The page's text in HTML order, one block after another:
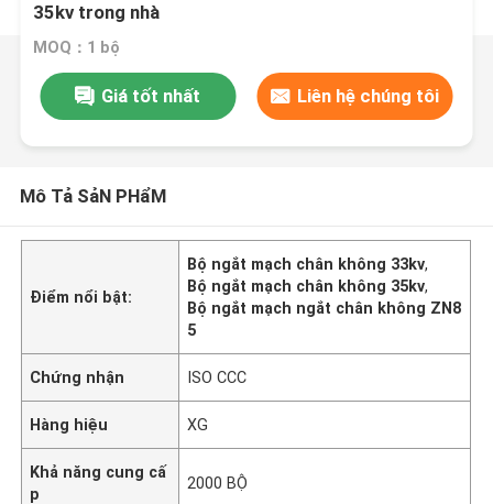
35kv trong nhà
MOQ：1 bộ
Giá tốt nhất Liên hệ chúng tôi
Mô Tả SảN PHẩM
Điểm nổi bật:
Bộ ngắt mạch chân không 33kv,
Bộ ngắt mạch chân không 35kv,
Bộ ngắt mạch ngắt chân không ZN8
5
Chứng nhận ISO CCC
Hàng hiệu XG
Khả năng cung cấ
p
2000 BỘ